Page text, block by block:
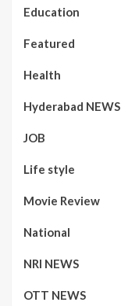
Education
Featured
Health
Hyderabad NEWS
JOB
Life style
Movie Review
National
NRI NEWS
OTT NEWS